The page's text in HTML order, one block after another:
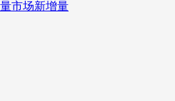
市场新增量